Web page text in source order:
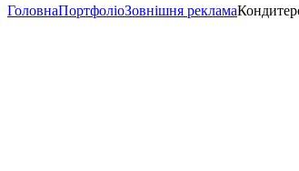
ГоловнаПортфоліоЗовнішня реклама